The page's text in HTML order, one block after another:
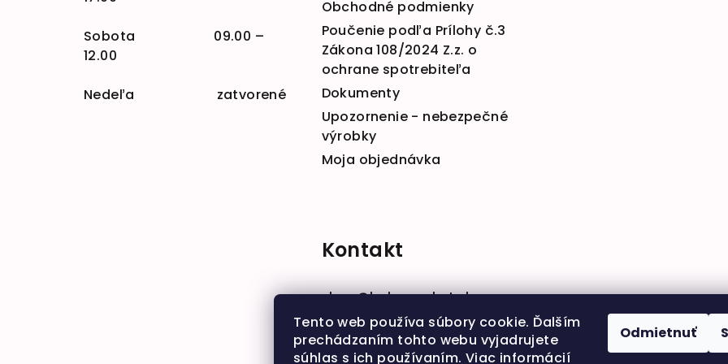
Tento web používa súbory cookie. Ďalším
prechádzaním tohto webu vyjadrujete
súhlas s ich používaním. Viac informácií
Odmietnuť
Sobota 09.00 –
12.00
Nedeľa zatvorené
Obchodné podmienky
Poučenie podľa Prílohy č.3
Zákona 108/2024 Z.z. o
ochrane spotrebiteľa
Dokumenty
Upozornenie - nebezpečné
výrobky
Moja objednávka
Kontakt
shop@babymarket.sk
+421 914 334 455